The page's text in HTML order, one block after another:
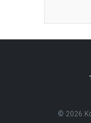
© 2026